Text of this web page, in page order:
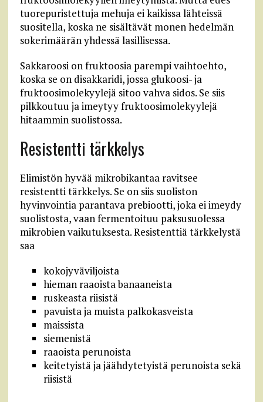
tuorepuristettuja mehuja ei kaikissa lähteissä
suositella, koska ne sisältävät monen hedelmän
sokerimäärän yhdessä lasillisessa.
Sakkaroosi on fruktoosia parempi vaihtoehto,
koska se on disakkaridi, jossa glukoosi- ja
fruktoosimolekyylejä sitoo vahva sidos. Se siis
pilkkoutuu ja imeytyy fruktoosimolekyylejä
hitaammin suolistossa.
Resistentti tärkkelys
Elimistön hyvää mikrobikantaa ravitsee
resistentti tärkkelys. Se on siis suoliston
hyvinvointia parantava prebiootti, joka ei imeydy
suolistosta, vaan fermentoituu paksusuolessa
mikrobien vaikutuksesta. Resistenttiä tärkkelystä
saa
kokojyväviljoista
hieman raaoista banaaneista
ruskeasta riisistä
pavuista ja muista palkokasveista
maissista
siemenistä
raaoista perunoista
keitetyistä ja jäähdytetyistä perunoista sekä
riisistä